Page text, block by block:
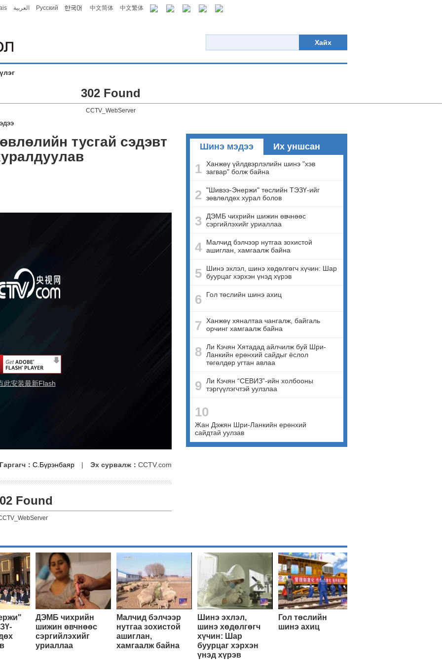
العربية Русский 中文简体 中文繁体
Хайх
302 Found
CCTV_WebServer
тусгай сэдэвт
此安装最新Flash
Гаргагч： С.Бүрэнбаяр | Эх сурвалж： CCTV.com
Found
Шинэ мэдээ Их уншсан
1 Ханжөү үйлдвэрлэлийн шинэ "хэв
загвар" болж байна
2 "Шивээ-Энержи" төслийн ТЭЗҮ-ийг
зөвлөлдөх хурал болов
3
ДЭМБ чихрийн шижин өвчнөөс
сэргийлэхийг уриаллаа
4
Малчид бэлчээр нутгаа зохистой
ашиглан, хамгаалж байна
5
Шинэ эхлэл, шинэ хөдөлгөгч хүчин: Шар
буурцаг хэрхэн үнэд хүрэв
6 Гол төслийн шинэ ахиц
7
Ханжөү хяналтаа чангалж, байгаль
орчинг хамгаалж байна
8
Ли Кэчян Хятадад айлчилж буй Шри-
Ланкийн ерөнхий сайдыг ёслол
төгөлдөр угтан авлаа
9
Ли Кэчян “СЕВИЗ”-ийн холбооны
тэргүүлэгчтэй уулзлаа
10
Жан Дэжян Шри-Ланкийн ерөнхий
сайдтай уулзав
ДЭМБ чихрийн
шижин өвчнөөс
сэргийлэхийг
уриаллаа
Малчид бэлчээр
нутгаа зохистой
ашиглан,
хамгаалж байна
Шинэ эхлэл,
шинэ хөдөлгөгч
хүчин: Шар
буурцаг хэрхэн
үнэд хүрэв
Гол төслийн
шинэ ахиц